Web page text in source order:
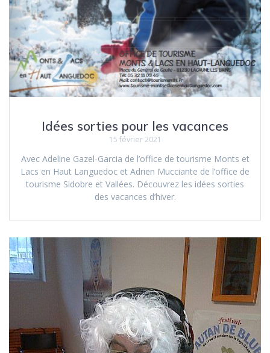
Idées sorties pour les vacances
15 février 2021
Avec Adeline Gazel-Garcia de l’office de tourisme Monts et
Lacs en Haut Languedoc et Adrien Mucciante de l’office de
tourisme Sidobre et Vallées. Découvrez les idées sorties
des vacances d’hiver.